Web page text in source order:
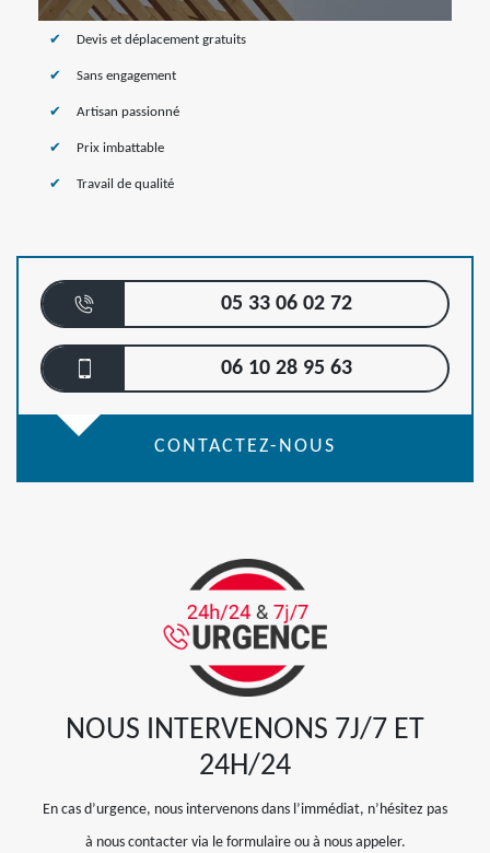
Devis et déplacement gratuits
Sans engagement
Artisan passionné
Prix imbattable
Travail de qualité
05 33 06 02 72
06 10 28 95 63
CONTACTEZ-NOUS
NOUS INTERVENONS 7J/7 ET
24H/24
En cas d’urgence, nous intervenons dans l’immédiat, n’hésitez pas
à nous contacter via le formulaire ou à nous appeler.